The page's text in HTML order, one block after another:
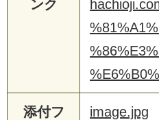
ンク
添付フ
image.jpg